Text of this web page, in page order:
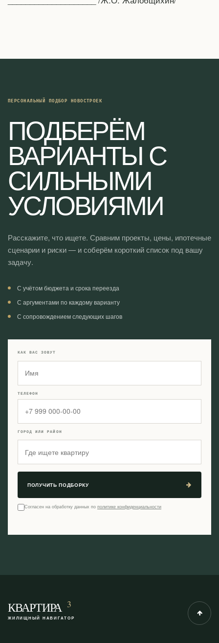
ПЕРСОНАЛЬНЫЙ ПОДБОР НОВОСТРОЕК
ПОДБЕРЁМ
ВАРИАНТЫ С
СИЛЬНЫМИ
УСЛОВИЯМИ
Расскажите, что ищете. Сравним проекты, цены, ипотечные
сценарии и риски — и соберём короткий список под вашу
задачу.
С учётом бюджета и срока переезда
С аргументами по каждому варианту
С сопровождением следующих шагов
КАК ВАС ЗОВУТ
ТЕЛЕФОН
ГОРОД ИЛИ РАЙОН
ПОЛУЧИТЬ ПОДБОРКУ
Согласен на обработку данных по политике конфиденциальности
КВАРТИРА 3
ЖИЛИЩНЫЙ НАВИГАТОР